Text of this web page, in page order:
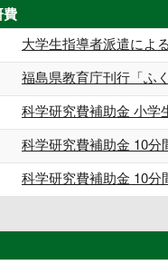
費
大学生指導者派遣によ
福島県教育庁刊行「ふ
科学研究費補助金 小学
科学研究費補助金 10
科学研究費補助金 10